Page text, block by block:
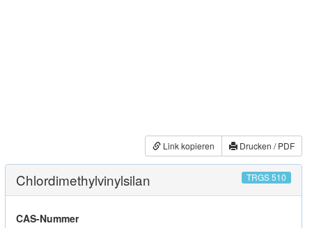
Link kopieren Drucken / PDF
Chlordimethylvinylsilan TRGS 510
CAS-Nummer